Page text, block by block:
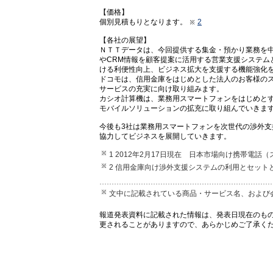
【価格】
個別見積もりとなります。
2
【各社の展望】
ＮＴＴデータは、今回提供する集金・預かり業務
やCRM情報を顧客提案に活用する営業支援システ
ける利便性向上、ビジネス拡大を支援する機能強化
ドコモは、信用金庫をはじめとした法人のお客様
サービスの充実に向け取り組みます。
カシオ計算機は、業務用スマートフォンをはじめ
モバイルソリューションの拡充に取り組んでいきま
今後も3社は業務用スマートフォンを次世代の渉外
協力してビジネスを展開していきます。
1 2012年2月17日現在 日本市場向け携帯電話（
2 信用金庫向け渉外支援システムの利用とセット
文中に記載されている商品・サービス名、およ
報道発表資料に記載された情報は、発表日現在のも
更されることがありますので、あらかじめご了承く